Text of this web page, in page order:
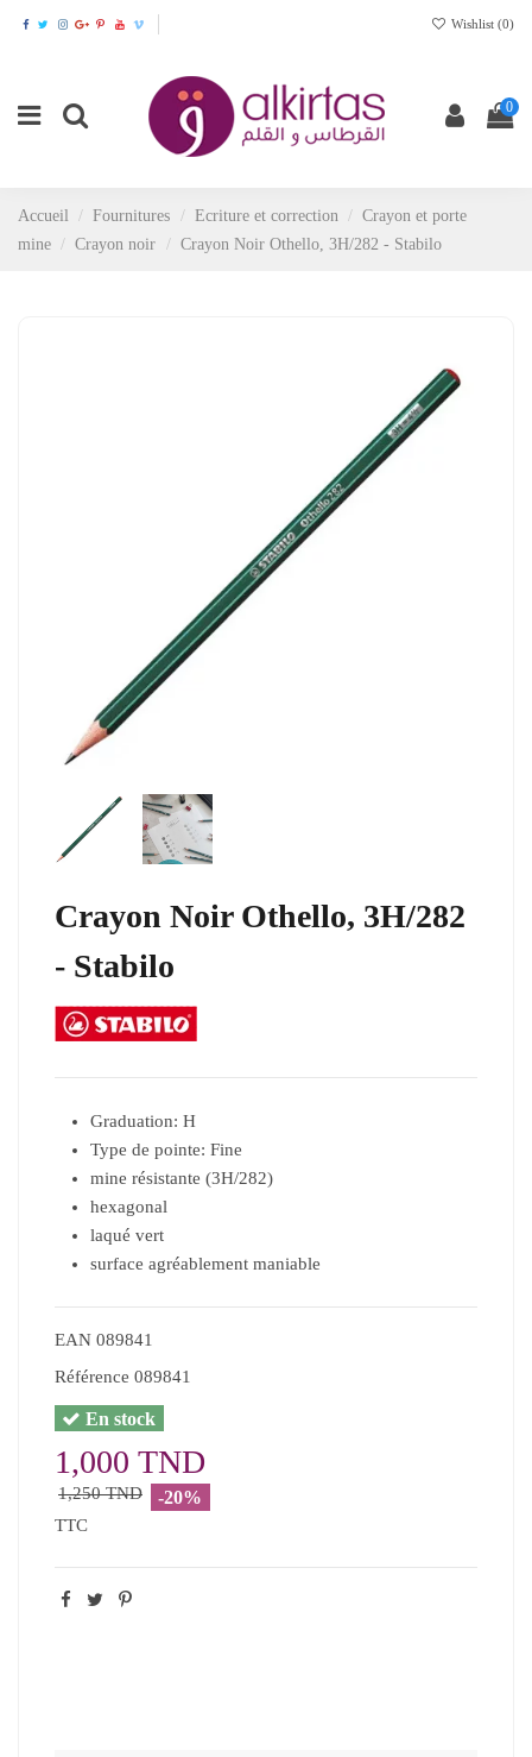
Wishlist (0)
0
Accueil Fournitures Ecriture et correction
Crayon et porte
mine
Crayon noir Crayon Noir Othello, 3H/282 - Stabilo
Crayon Noir Othello, 3H/282
- Stabilo
Graduation: H
Type de pointe: ‎Fine
mine résistante (3H/282)
hexagonal
laqué vert
surface agréablement maniable
EAN 089841
Référence 089841
En stock
1,000 TND
1,250 TND -20%
TTC